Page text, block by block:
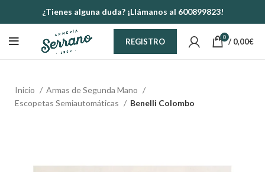
¿Tienes alguna duda? ¡Llámanos al 600899823!
REGISTRO 0 / 0,00€
Inicio
Armas de Segunda Mano
Escopetas Semiautomáticas
Benelli Colombo